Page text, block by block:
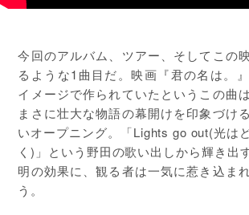
今回のアルバム、ツアー、そしてこの
るような1曲目だ。映画『君の名は。
イメージで作られていたというこの曲
まさに壮大な物語の幕開けを印象づけ
いオープニング。「Lights go out(光は
く)」という野田の歌い出しから輝き出
明の効果に、観る者は一気に惹き込ま
う。